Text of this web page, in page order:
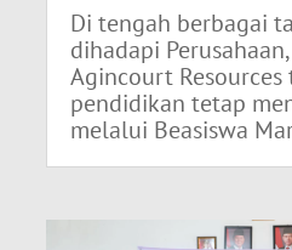
Di tengah berbagai
dihadapi
Agincourt Resources
pendidikan tetap
melalui Beasiswa